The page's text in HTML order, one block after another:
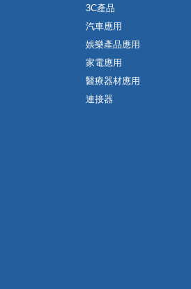
3C產品
汽車應用
娛樂產品應用
家電應用
醫療器材應用
連接器